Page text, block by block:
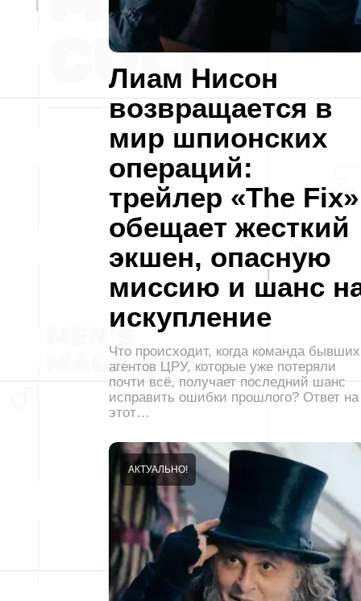
Лиам Нисон
возвращается в
мир шпионских
операций:
трейлер «The Fix»
обещает жесткий
экшен, опасную
миссию и шанс
искупление
Что происходит, когда команда бывших
агентов ЦРУ, которые уже потеряли
почти всё, получает последний шанс
исправить ошибки прошлого? Ответ на
этот…
АКТУАЛЬНО!